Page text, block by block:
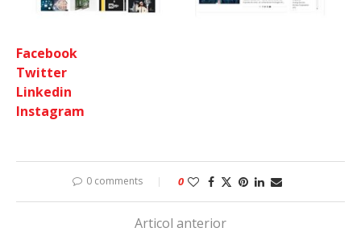
Facebook
Twitter
Linkedin
Instagram
0 comments 0
Articol anterior